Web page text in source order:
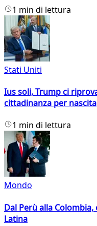
1 min di lettura
Stati Uniti
Ius soli, Trump ci
cittadinanza per nascita
1 min di lettura
Mondo
Dal Perù alla
Latina